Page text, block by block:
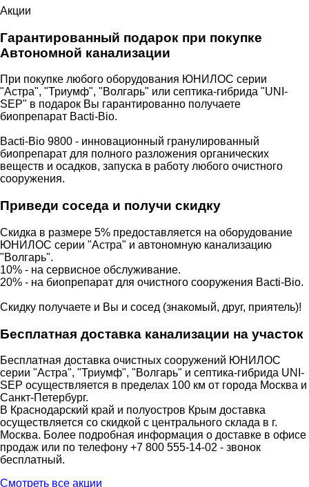
Акции
Гарантированный подарок при покупке
Автономной канализации
При покупке любого оборудования ЮНИЛОС серии
"Астра", "Триумф", "Волгарь" или септика-гибрида "UNI-
SEP" в подарок Вы гарантированно получаете
биопрепарат Bacti-Bio.
Bacti-Bio 9800 - инновационный гранулированный
биопрепарат для полного разложения органических
веществ и осадков, запуска в работу любого очистного
сооружения.
Приведи соседа и получи скидку
Скидка в размере 5% предоставляется на оборудование
ЮНИЛОС серии "Астра" и автономную канализацию
"Волгарь".
10% - на сервисное обслуживание.
20% - на биопрепарат для очистного сооружения Bacti-Bio.
Скидку получаете и Вы и сосед (знакомый, друг, приятель)!
Бесплатная доставка канализации на участок
Бесплатная доставка очистных сооружений ЮНИЛОС
серии "Астра", "Триумф", "Волгарь" и септика-гибрида UNI-
SEP осуществляется в пределах 100 км от города Москва и
Санкт-Петербург.
В Краснодарский край и полуостров Крым доставка
осуществляется со скидкой с центрального склада в г.
Москва. Более подробная информация о доставке в офисе
продаж или по телефону +7 800 555-14-02 - звонок
бесплатный.
Смотреть все акции